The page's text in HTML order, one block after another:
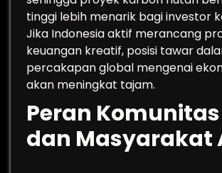
tinggi lebih menarik bagi investor
Jika Indonesia aktif merancang
keuangan kreatif, posisi tawar
percakapan global mengenai
akan meningkat tajam.
Peran
dan Masyarakat